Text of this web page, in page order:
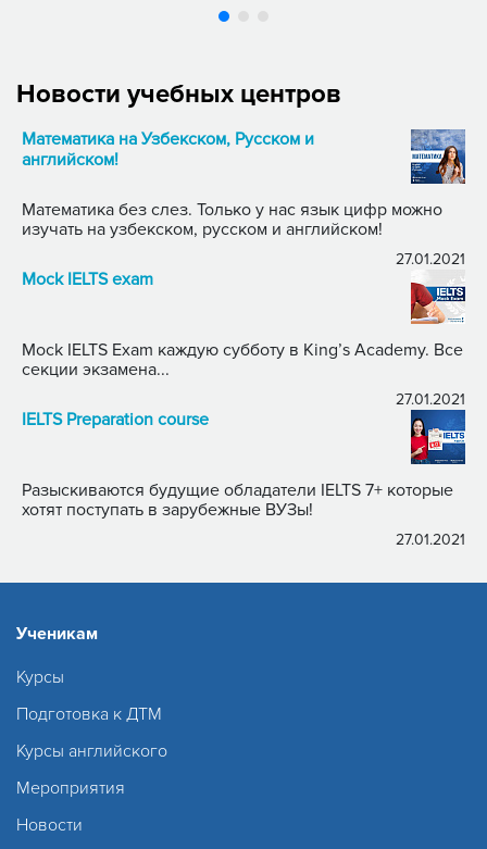
Новости учебных центров
Математика на Узбекском, Русском и
английском!
Математика без слез. Только у нас язык цифр можно
изучать на узбекском, русском и английском!
27.01.2021
Mock IELTS exam
Mock IELTS Exam каждую субботу в King’s Academy. Все
секции экзамена...
27.01.2021
IELTS Preparation course
Разыскиваются будущие обладатели IELTS 7+ которые
хотят поступать в зарубежные ВУЗы!
27.01.2021
Ученикам
Курсы
Подготовка к ДТМ
Курсы английского
Мероприятия
Новости